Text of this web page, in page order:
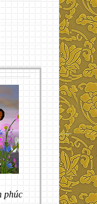
phúc